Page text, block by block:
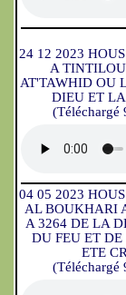
24 12 2023
A
AT'TAWHID OU
DIEU ET LA
(Téléchargé
04 05 2023
AL BOUKHARI
A 3264 DE LA
DU FEU ET
ETE
(Téléchargé